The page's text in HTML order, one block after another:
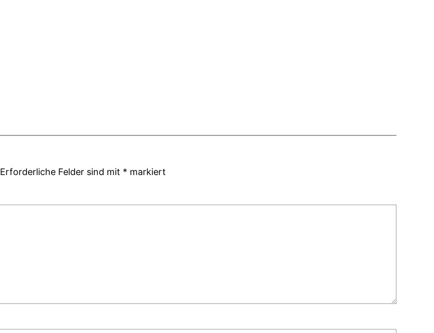
Erforderliche Felder sind mit * markiert